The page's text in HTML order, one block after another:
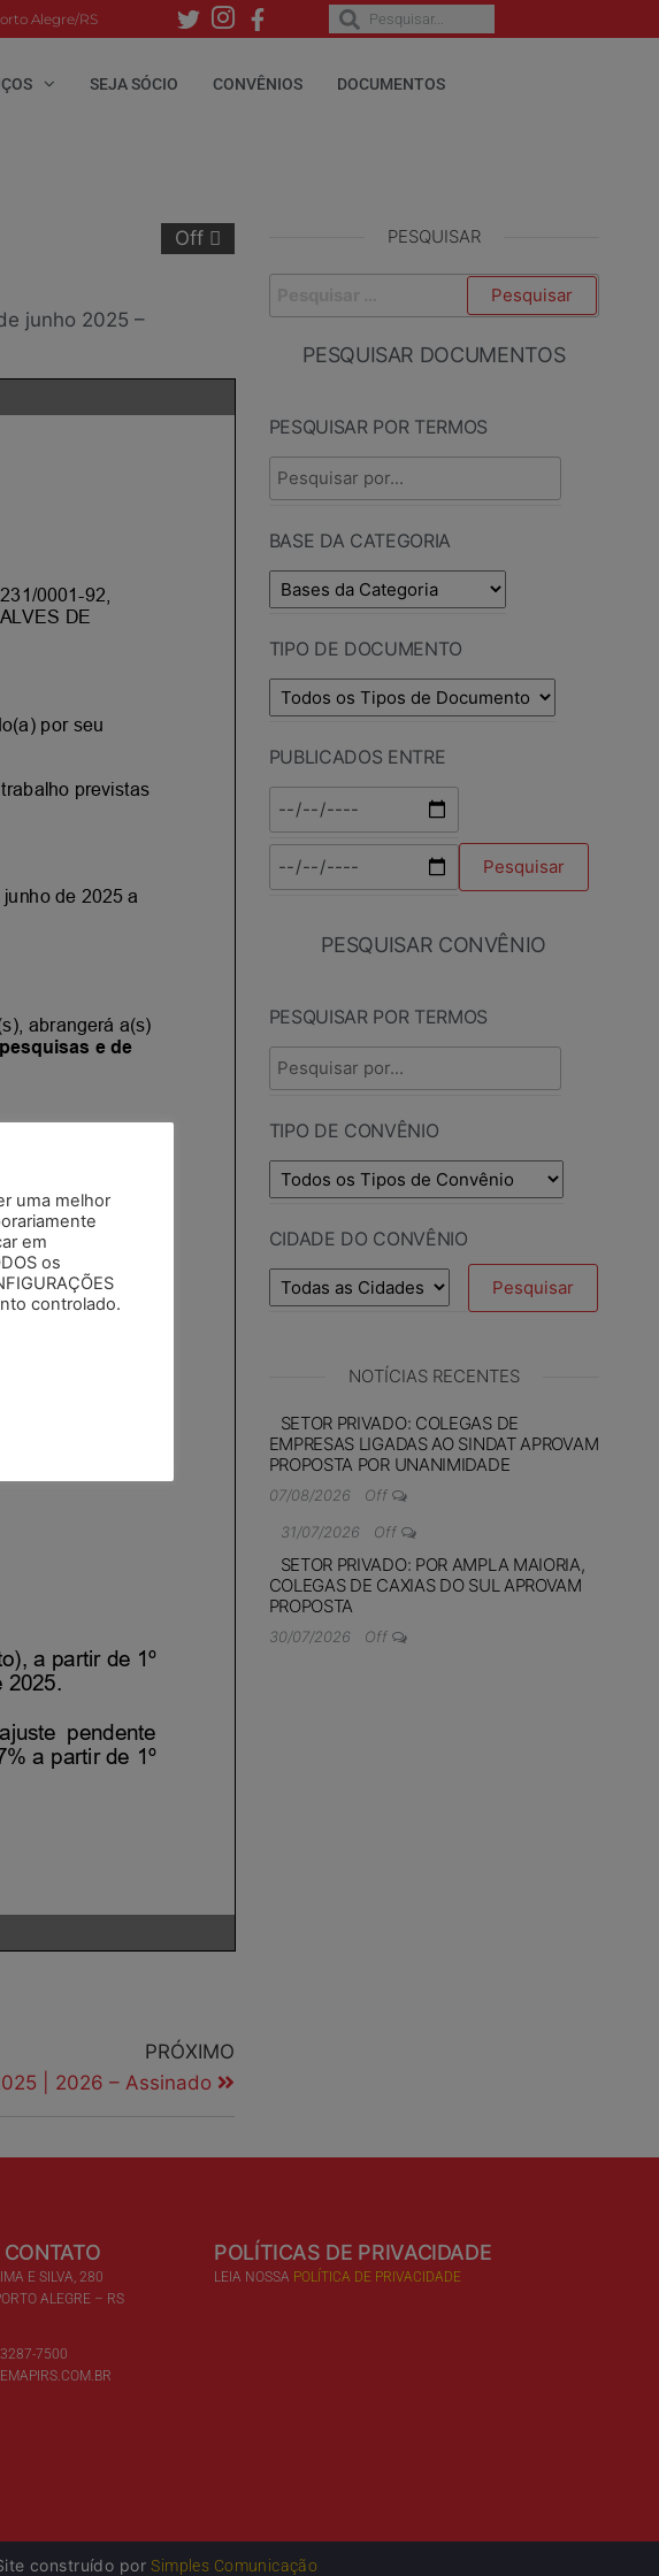
Alegre/RS
SEJA SÓCIO CONVÊNIOS DOCUMENTOS
Off
junho 2025 –
PRÓXIMO
| 2026 – Assinado
PESQUISAR
PESQUISAR DOCUMENTOS
PESQUISAR POR TERMOS
BASE DA CATEGORIA
TIPO DE DOCUMENTO
PUBLICADOS ENTRE
PESQUISAR CONVÊNIO
PESQUISAR POR TERMOS
TIPO DE CONVÊNIO
CIDADE DO CONVÊNIO
NOTÍCIAS RECENTES
SETOR PRIVADO: COLEGAS DE
EMPRESAS LIGADAS AO SINDAT APROVAM
PROPOSTA POR UNANIMIDADE
07/08/2026
Off
31/07/2026
Off
SETOR PRIVADO: POR AMPLA MAIORIA,
COLEGAS DE CAXIAS DO SUL APROVAM
PROPOSTA
30/07/2026 Off
E SILVA, 280
ALEGRE – RS
7500
POLÍTICAS DE PRIVACIDADE
LEIA NOSSA POLÍTICA DE PRIVACIDADE
construído porSimples Comunicação
uma melhor
em
os
controlado.